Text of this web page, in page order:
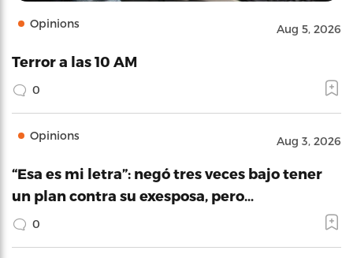
Opinions Aug 5, 2026
Terror a las 10 AM
0
Opinions Aug 3, 2026
“Esa es mi letra”: negó tres veces bajo tener
un plan contra su exesposa, pero…
0